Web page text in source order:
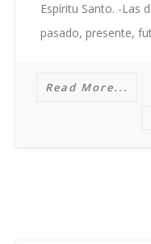
Espíritu Santo. -Las
pasado, presente,
Read More...